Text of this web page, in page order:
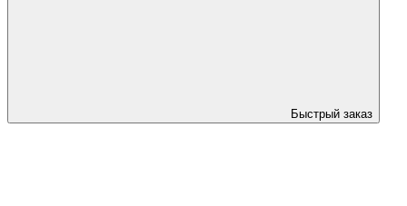
Быстрый заказ